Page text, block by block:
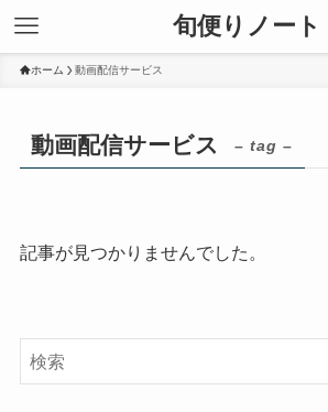
旬便りノート
ホーム 動画配信サービス
動画配信サービス – tag –
記事が見つかりませんでした。